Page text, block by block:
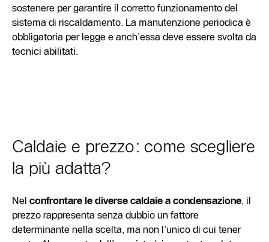
sostenere per garantire il corretto funzionamento del
sistema di riscaldamento. La manutenzione periodica è
obbligatoria per legge e anch’essa deve essere svolta da
tecnici abilitati.
Caldaie e prezzo: come scegliere
la più adatta?
Nel confrontare le diverse caldaie a condensazione, il
prezzo rappresenta senza dubbio un fattore
determinante nella scelta, ma non l’unico di cui tener